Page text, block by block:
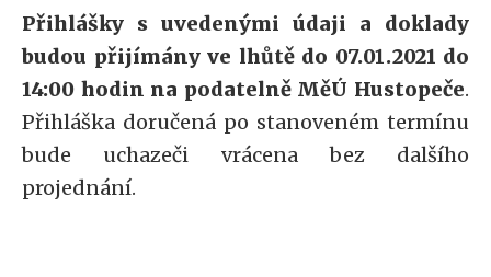
Přihlášky s uvedenými údaji a doklady
budou přijímány ve lhůtě do 07.01.2021 do
14:00 hodin na podatelně MěÚ Hustopeče.
Přihláška doručená po stanoveném termínu
bude uchazeči vrácena bez dalšího
projednání.